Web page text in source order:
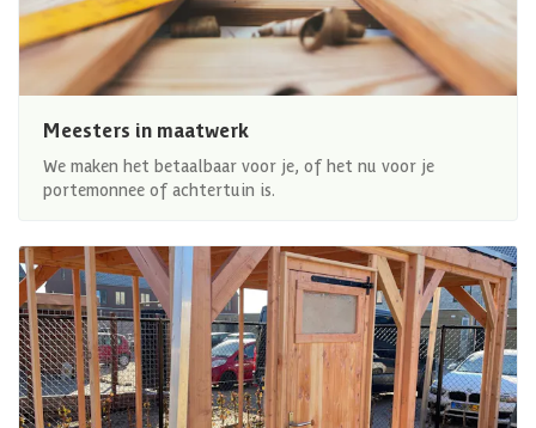
Meesters in maatwerk
We maken het betaalbaar voor je, of het nu voor je
portemonnee of achtertuin is.